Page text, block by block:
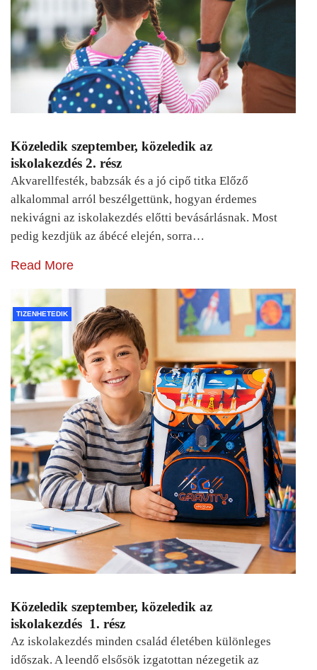
Közeledik szeptember, közeledik az
iskolakezdés 2. rész
Akvarellfesték, babzsák és a jó cipő titka Előző
alkalommal arról beszélgettünk, hogyan érdemes
nekivágni az iskolakezdés előtti bevásárlásnak. Most
pedig kezdjük az ábécé elején, sorra…
Read More
TIZENHETEDIK
Közeledik szeptember, közeledik az
iskolakezdés 1. rész
Az iskolakezdés minden család életében különleges
időszak. A leendő elsősök izgatottan nézegetik az